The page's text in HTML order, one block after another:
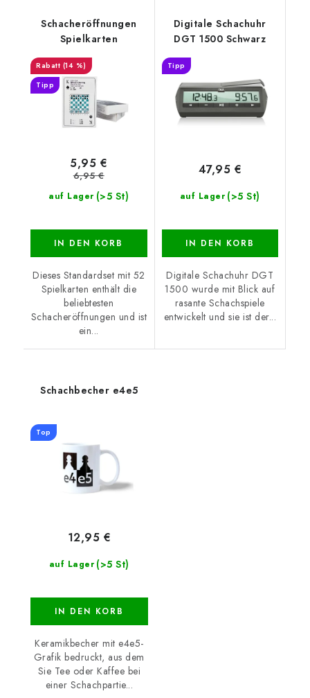
Schacheröffnungen
Spielkarten
(14 %)
Tipp
auf Lager (>5 St)
5,95 €
6,95 €
IN DEN KORB
Dieses Standardset mit 52
Spielkarten enthält die
beliebtesten
Schacheröffnungen und ist
ein...
Digitale Schachuhr
DGT 1500 Schwarz
Tipp
auf Lager (>5 St)
47,95 €
IN DEN KORB
Digitale Schachuhr DGT
1500 wurde mit Blick auf
rasante Schachspiele
entwickelt und sie ist der...
Schachbecher e4e5
Top
auf Lager (>5 St)
12,95 €
IN DEN KORB
Keramikbecher mit e4e5-
Grafik bedruckt, aus dem
Sie Tee oder Kaffee bei
einer Schachpartie...